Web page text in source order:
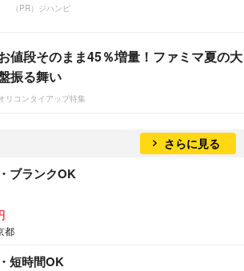
（PR）ジハンピ
値段そのまま45％増量！ファミマ夏の大
振る舞い
リコンタイアップ特集
さらに見る
ブランクOK
都
短時間OK